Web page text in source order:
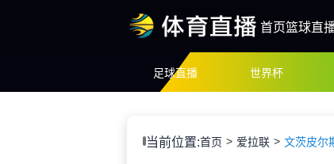
首页篮球直
足球直播 世界杯
当前位置:首页 爱拉联 文茨皮尔